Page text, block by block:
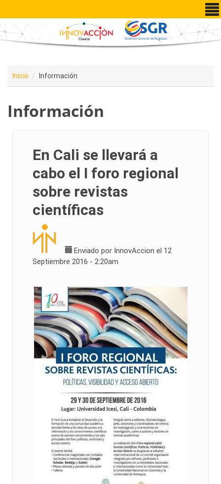
Pasar al contenido principal
Inicio Información
Información
En Cali se llevará a
cabo el I foro regional
sobre revistas
científicas
Enviado por InnovAccion el 12
Septiembre 2016 - 2:20am